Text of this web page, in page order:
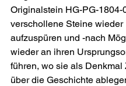
Originalstein HG-PG-1804-
verschollene Steine wieder
aufzuspüren und -nach
wieder an ihren
führen, wo sie als Denkmal
über die Geschichte